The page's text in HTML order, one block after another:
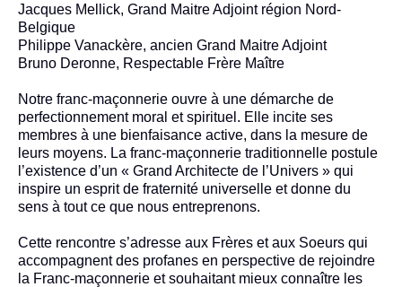
Jacques Mellick, Grand Maitre Adjoint région Nord-
Belgique
Philippe Vanackère, ancien Grand Maitre Adjoint
Bruno Deronne, Respectable Frère Maître
Notre franc-maçonnerie ouvre à une démarche de
perfectionnement moral et spirituel. Elle incite ses
membres à une bienfaisance active, dans la mesure de
leurs moyens. La franc-maçonnerie traditionnelle postule
l’existence d’un « Grand Architecte de l’Univers » qui
inspire un esprit de fraternité universelle et donne du
sens à tout ce que nous entreprenons.
Cette rencontre s’adresse aux Frères et aux Soeurs qui
accompagnent des profanes en perspective de rejoindre
la Franc-maçonnerie et souhaitant mieux connaître les